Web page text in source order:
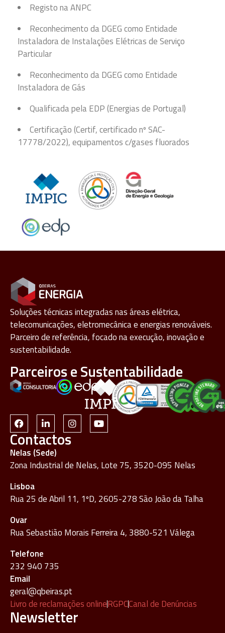
Registo na ANPC
Reconhecimento da DGEG como Entidade
Instaladora de Instalações Elétricas de Serviço
Particular
Reconhecimento da DGEG como Entidade
Instaladora de Gás
Qualificada pela EDP (Energias de Portugal)
Certificação (Certif, certificado nº SAC-
17778/2022), equipamentos c/gases fluorados
Soluções técnicas integradas nas áreas elétrica,
telecomunicações, eletromecânica e energias renováveis.
Parceiro de referência, focado na execução, inovação e
sustentabilidade.
Parceiros e Sustentabilidade
Contactos
Nelas (Sede)
Zona Industrial de Nelas, Lote 75, 3520-095 Nelas
Lisboa
Rua 25 de Abril 11, 1ºD, 2605-278 São João da Talha
Ovar
Rua Sebastião Morais Ferreira 4, 3880-521 Válega
Telefone
232 940 735
Email
geral@qbeiras.pt
Livro de reclamações onlineRGPCCanal de Denúncias
Newsletter